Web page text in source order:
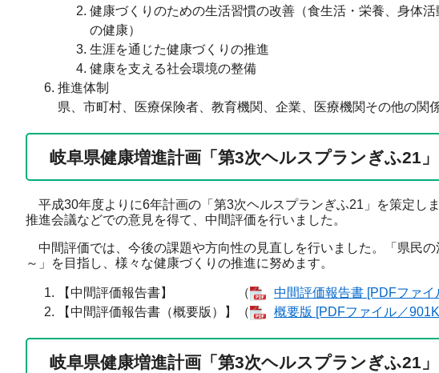
健康づくりのための生活習慣の改善（食生活・栄養、身体
の健康）
生涯を通じた健康づくりの推進
健康を支える社会環境の整備
推進体制
県、市町村、医療保険者、教育機関、企業、医療機関その他の関
岐阜県健康増進計画「第3次ヘルスプランぎふ21」
平成30年度よりに6年計画の「第3次ヘルスプランぎふ21」を策定し
推進会議などでの意見を得て、中間評価を行いました。
中間評価では、今後の課題や方向性の見直しを行いました。「県民
～」を目指し、様々な健康づくりの推進に努めます。
【中間評価報告書】 （ 中間評価報告書 [PDFファイ
【中間評価報告書（概要版）】（
概要版 [PDFファイル／
岐阜県健康増進計画「第3次ヘルスプランぎふ21」